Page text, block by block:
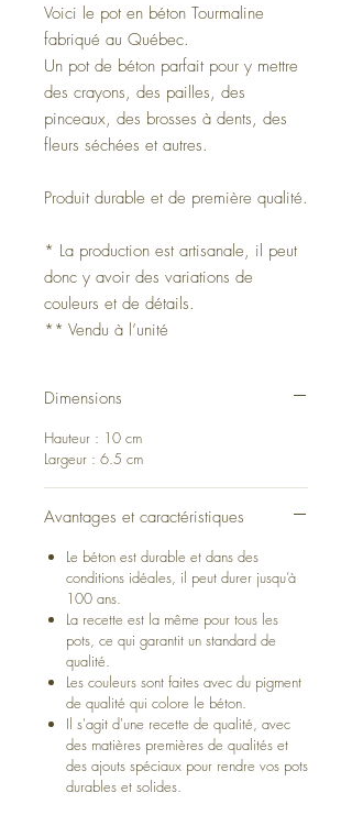
Voici le pot en béton Tourmaline
fabriqué au Québec.
Un pot de béton parfait pour y mettre
des crayons, des pailles, des
pinceaux, des brosses à dents, des
fleurs séchées et autres.
Produit durable et de première qualité.
* La production est artisanale, il peut
donc y avoir des variations de
couleurs et de détails.
** Vendu à l’unité
Dimensions
Hauteur : 10 cm
Largeur : 6.5 cm
Avantages et caractéristiques
Le béton est durable et dans des
conditions idéales, il peut durer jusqu’à
100 ans.
La recette est la même pour tous les
pots, ce qui garantit un standard de
qualité.
Les couleurs sont faites avec du pigment
de qualité qui colore le béton.
Il s'agit d'une recette de qualité, avec
des matières premières de qualités et
des ajouts spéciaux pour rendre vos pots
durables et solides.